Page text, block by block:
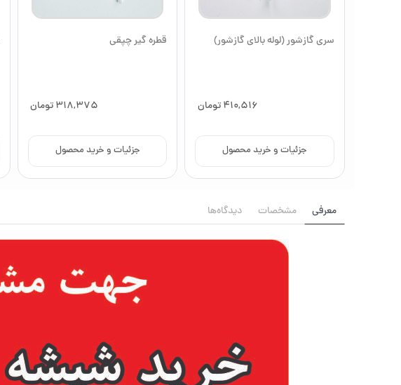
سری گازشور (لوله بالای گازشور)
410,516تومان
جزئیات و خرید محصول
قطره گیر چپقی
318,375تومان
جزئیات و خرید محصول
معرفی مشخصات دیدگاه‌ها